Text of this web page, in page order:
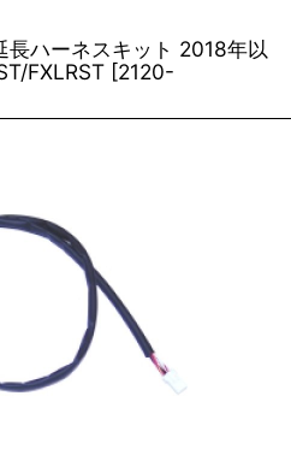
ハーネスキット 2018年以
FXLRST [2120-